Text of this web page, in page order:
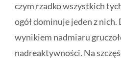
czym rzadko wszystkich
ogół dominuje jeden z
wynikiem nadmiaru
nadreaktywności. Na